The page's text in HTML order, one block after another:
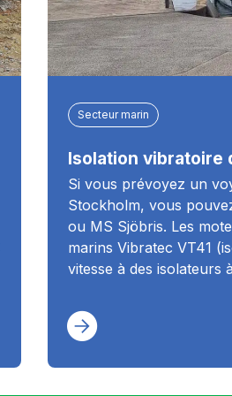
Secteur marin
Isolation vibratoire
Si vous prévoyez un
Stockholm, vous
ou MS Sjöbris. Les
marins Vibratec VT41
vitesse à des isolateurs